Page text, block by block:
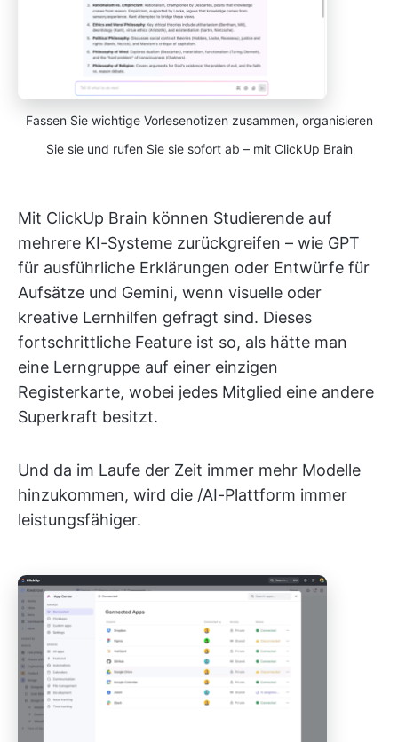
Fassen Sie wichtige Vorlesenotizen zusammen, organisieren
Sie sie und rufen Sie sie sofort ab – mit ClickUp Brain
Mit ClickUp Brain können Studierende auf
mehrere KI-Systeme zurückgreifen – wie GPT
für ausführliche Erklärungen oder Entwürfe für
Aufsätze und Gemini, wenn visuelle oder
kreative Lernhilfen gefragt sind. Dieses
fortschrittliche Feature ist so, als hätte man
eine Lerngruppe auf einer einzigen
Registerkarte, wobei jedes Mitglied eine andere
Superkraft besitzt.
Und da im Laufe der Zeit immer mehr Modelle
hinzukommen, wird die /AI-Plattform immer
leistungsfähiger.